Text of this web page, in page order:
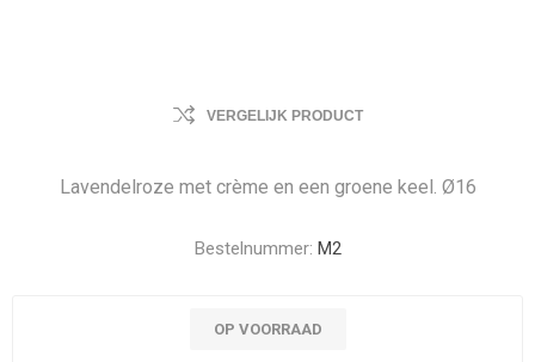
VERGELIJK PRODUCT
Lavendelroze met crème en een groene keel. Ø16
Bestelnummer: M2
OP VOORRAAD